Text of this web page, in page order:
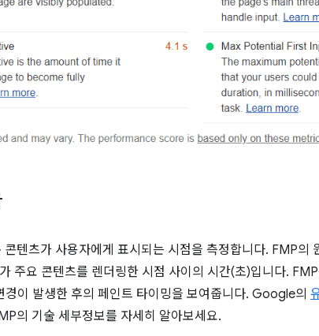
텐츠가 사용자에게 표시되는 시점을 측정합니다. FMP의
주요 콘텐츠를 렌더링한 시점 사이의 시간(초)입니다.
경이 발생한 후의 페인트 타이밍을 보여줍니다. Google의
의 기술 세부정보를 자세히 알아보세요.